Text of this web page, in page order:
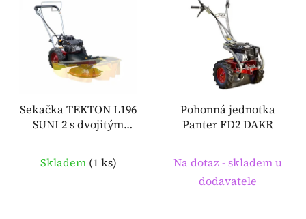
Sekačka TEKTON L196
SUNI 2 s dvojitým
Skladem (1 ks)
Pohonná jednotka
Panter FD2 DAKR
Na dotaz - skladem u
dodavatele